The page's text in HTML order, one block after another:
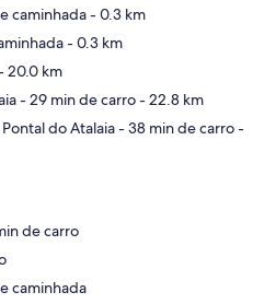
Mapa
caminhada- 0.3 km
- 0.3 km
20.0 km
- 29 min de carro- 22.8 km
do Atalaia- 38 min de carro-
Da Andrea - ‬6 min de carro
‬19 min de caminhada